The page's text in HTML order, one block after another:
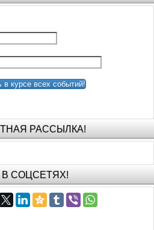
в курсе всех событий!
РАССЫЛКА!
СОЦСЕТЯХ!